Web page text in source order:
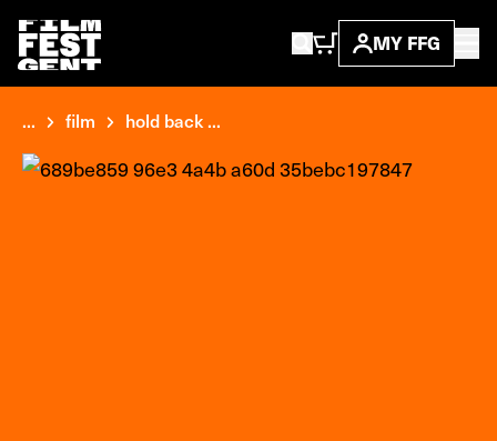
MY FFG
... film hold back ...